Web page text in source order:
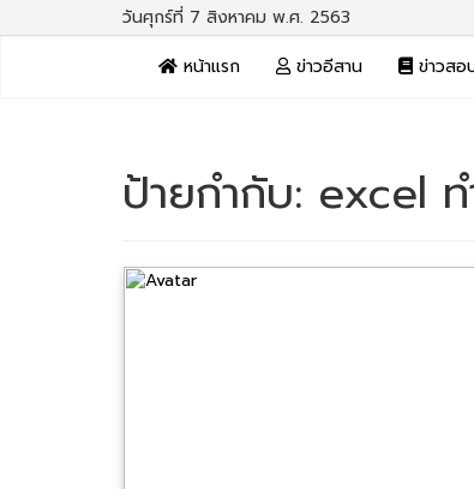
วันศุกร์ที่ 7 สิงหาคม พ.ศ. 2563
หน้าแรก
ข่าวอีสาน ข่าวส
ป้ายกำกับ: excel